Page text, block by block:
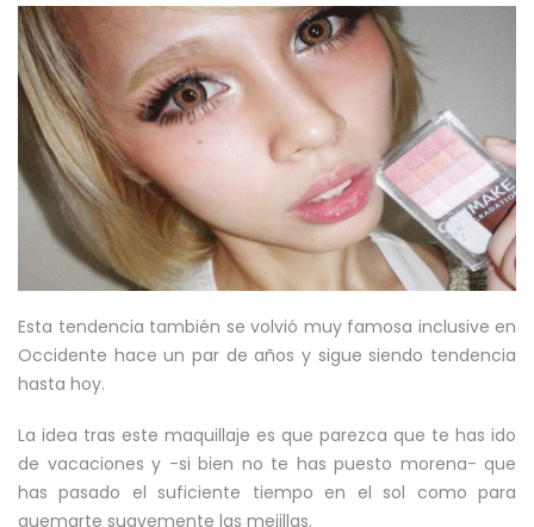
Esta tendencia también se volvió muy famosa inclusive en
Occidente hace un par de años y sigue siendo tendencia
hasta hoy.
La idea tras este maquillaje es que parezca que te has ido
de vacaciones y -si bien no te has puesto morena- que
has pasado el suficiente tiempo en el sol como para
quemarte suavemente las mejillas.